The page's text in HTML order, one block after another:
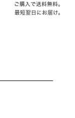
ご購入で送料無料。
最短翌日にお届け。